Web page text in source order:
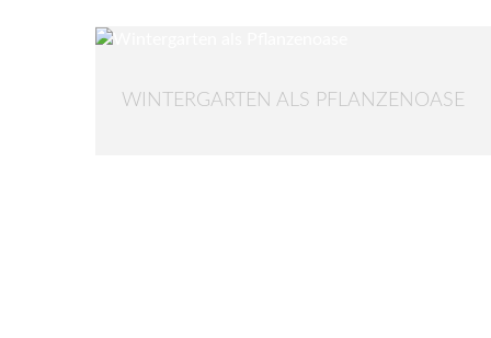
WINTERGARTEN ALS PFLANZENOASE